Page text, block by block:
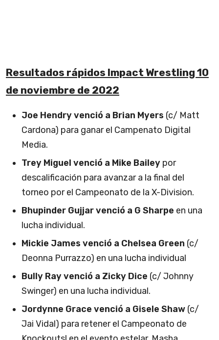
Resultados rápidos Impact Wrestling 10
de noviembre de 2022
Joe Hendry venció a Brian Myers (c/ Matt
Cardona) para ganar el Campenato Digital
Media.
Trey Miguel venció a Mike Bailey por
descalificación para avanzar a la final del
torneo por el Campeonato de la X-Division.
Bhupinder Gujjar venció a G Sharpe en una
lucha individual.
Mickie James venció a Chelsea Green (c/
Deonna Purrazzo) en una lucha individual
Bully Ray venció a Zicky Dice (c/ Johnny
Swinger) en una lucha individual.
Jordynne Grace venció a Gisele Shaw (c/
Jai Vidal) para retener el Campeonato de